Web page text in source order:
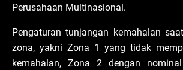
Perusahaan Multinasional.
Pengaturan tunjangan kemahalan
zona, yakni Zona 1 yang tidak
kemahalan, Zona 2 dengan nominal